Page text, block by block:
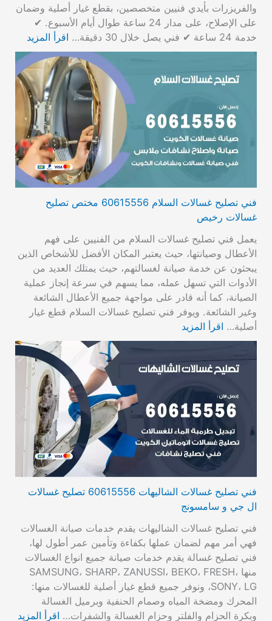
والفريزرات بأيدي فنيين متخصصين، بقطع غيار أصلية وضمان
على الإصلاح، على مدار 24 ساعة طوال أيام الأسبوع. ✔
خدمة 24 ساعة ✔ فني يصل خلال 30 دقيقة…
اقرأ المزيد
فني تصليح غسالات السلام 60615556 مختص تصليح
غسالات رخيص
يعمل فني تصليح غسالات السلام من الفنيين على فهم
الأعطال وصيانتها، حيث يعتبر المكان الأفضل للأشخاص الذين
يبحثون عن خدمة صيانة لغسالتهم، حيث يمتلك العديد من
الأدوات التي تسهل عمله، مما يسهم في سرعة إنجاز عملية
الصيانة، كما أنه قادر على مواجهة جميع الأعطال الشائعة
وغير الشائعة. ويوفر فني تصليح غسالات السلام قطع غيار
أصلية… اقرأ المزيد
فني تصليح غسالات الشاليهات 60615556 تصليح غسالات
ال جي و سامسونج
فني تصليح غسالات الشاليهات يقدم خدمات صيانة الغسالات
فهي أمر مهم لضمان عملها بكفاءة وتأمين عمر أطول لها،
فني تصليح غسالة يقدم خدمات صيانة جميع انواع الغسالات
منها SAMSUNG، SHARP، ZANUSSI، BEKO، FRESH،
SONY، LG، ونوفر جميع قطع غيار أصلية للغسالات منها:
المحرك ومضخة المياه وصمام الحنفية وبرميل الغسالة
وبكرة الحزام والفلتر وحزام الغسالة والشفرات… اقرأ المزيد